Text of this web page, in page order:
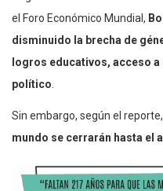
el Foro Económico Mundial,
disminuido la brecha de
logros educativos, acceso
político.
Sin embargo, según el reporte,
mundo se cerrarán hasta el